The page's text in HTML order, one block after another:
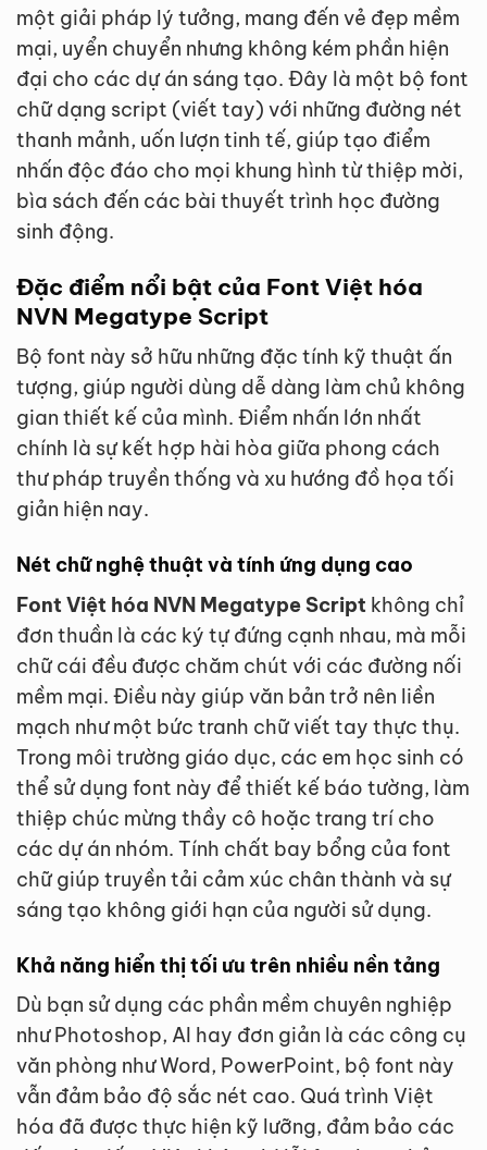
một giải pháp lý tưởng, mang đến vẻ đẹp mềm
mại, uyển chuyển nhưng không kém phần hiện
đại cho các dự án sáng tạo. Đây là một bộ font
chữ dạng script (viết tay) với những đường nét
thanh mảnh, uốn lượn tinh tế, giúp tạo điểm
nhấn độc đáo cho mọi khung hình từ thiệp mời,
bìa sách đến các bài thuyết trình học đường
sinh động.
Đặc điểm nổi bật của Font Việt hóa
NVN Megatype Script
Bộ font này sở hữu những đặc tính kỹ thuật ấn
tượng, giúp người dùng dễ dàng làm chủ không
gian thiết kế của mình. Điểm nhấn lớn nhất
chính là sự kết hợp hài hòa giữa phong cách
thư pháp truyền thống và xu hướng đồ họa tối
giản hiện nay.
Nét chữ nghệ thuật và tính ứng dụng cao
Font Việt hóa NVN Megatype Script không chỉ
đơn thuần là các ký tự đứng cạnh nhau, mà mỗi
chữ cái đều được chăm chút với các đường nối
mềm mại. Điều này giúp văn bản trở nên liền
mạch như một bức tranh chữ viết tay thực thụ.
Trong môi trường giáo dục, các em học sinh có
thể sử dụng font này để thiết kế báo tường, làm
thiệp chúc mừng thầy cô hoặc trang trí cho
các dự án nhóm. Tính chất bay bổng của font
chữ giúp truyền tải cảm xúc chân thành và sự
sáng tạo không giới hạn của người sử dụng.
Khả năng hiển thị tối ưu trên nhiều nền tảng
Dù bạn sử dụng các phần mềm chuyên nghiệp
như Photoshop, AI hay đơn giản là các công cụ
văn phòng như Word, PowerPoint, bộ font này
vẫn đảm bảo độ sắc nét cao. Quá trình Việt
hóa đã được thực hiện kỹ lưỡng, đảm bảo các